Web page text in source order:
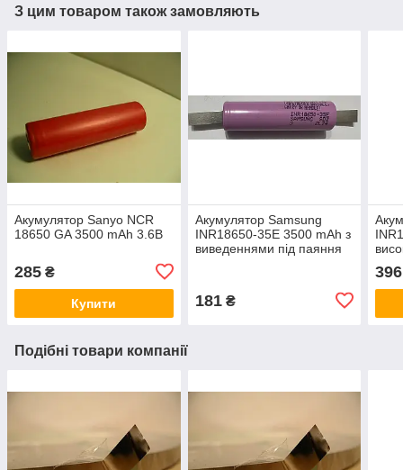
З цим товаром також замовляють
Акумулятор Sanyo NCR
18650 GA 3500 mAh 3.6В
285 ₴
Купити
Акумулятор Samsung
INR18650-35E 3500 mAh з
виведеннями під паяння
181₴
396
Подібні товари компанії